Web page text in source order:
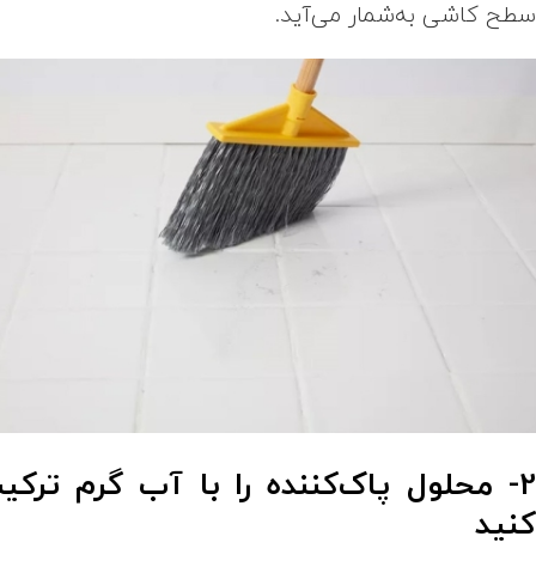
سطح کاشی به‌شمار می‌آید.
2- محلول پاک‌کننده را با آب گرم
کنید